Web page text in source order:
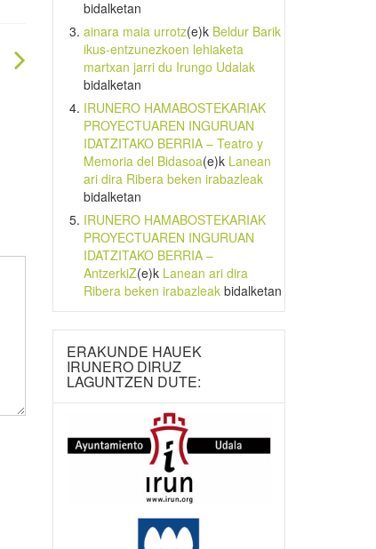
bidalketan
ainara maia urrotz(e)k Beldur Barik
ikus-entzunezkoen lehiaketa
martxan jarri du Irungo Udalak
bidalketan
IRUNERO HAMABOSTEKARIAK
PROYECTUAREN INGURUAN
IDATZITAKO BERRIA – Teatro y
Memoria del Bidasoa(e)k Lanean
ari dira Ribera beken irabazleak
bidalketan
IRUNERO HAMABOSTEKARIAK
PROYECTUAREN INGURUAN
IDATZITAKO BERRIA –
AntzerkiZ(e)k Lanean ari dira
Ribera beken irabazleakbidalketan
ERAKUNDE HAUEK
IRUNERO DIRUZ
LAGUNTZEN DUTE: